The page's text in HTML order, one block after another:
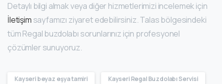
Detaylı bilgi almak veya diğer hizmetlerimizi incelemek için
İletişim sayfamızı ziyaret edebilirsiniz. Talas bölgesindeki
tüm Regal buzdolabı sorunlarınız için profesyonel
çözümler sunuyoruz.
Kayseri beyaz eşya tamiri Kayseri Regal Buzdolabı Servisi